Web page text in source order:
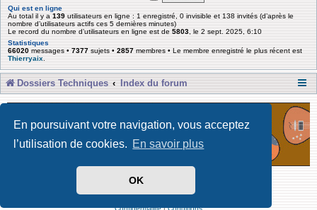
En poursuivant votre navigation, vous acceptez
l’utilisation de cookies. En savoir plus
OK
Qui est en ligne
Au total il y a 139 utilisateurs en ligne : 1 enregistré, 0 invisible et 138 invités (d’après le
nombre d’utilisateurs actifs ces 5 dernières minutes)
Le record du nombre d’utilisateurs en ligne est de 5803 , le 2 sept. 2025, 6:10
Statistiques
66020 messages • 7377 sujets • 2857 membres • Le membre enregistré le plus récent est
Thierryaix
Dossiers Techniques Index du forum
Développé par Forum Software © phpBB Limited
Traduit par phpBB-fr
Confidentialité|Conditions